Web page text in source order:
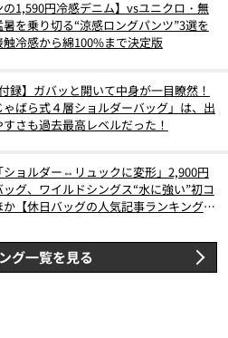
の1,590円冷感デニム】vsユニクロ・無
を乗り切る“涼感ロングパンツ”3選を
冷感から綿100%まで決定版
録】ガバッと開いて中身が一目瞭然！
ばら式４層ショルダーバッグ」は、出
さも過去最高レベルだった！
ショルダー⇔リュックに変形」2,900円
グ、ワイルドシングス“水に強い”初コ
【休日バッグの人気記事ランキングベ
グ一覧を見る